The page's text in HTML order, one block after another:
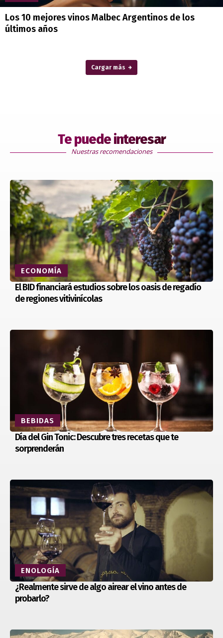
Los 10 mejores vinos Malbec Argentinos de los
últimos años
Cargar más
Te puede interesar
Nuestras recomendaciones
ECONOMÍA
El BID financiará estudios sobre los oasis de regadío
de regiones vitivinícolas
BEBIDAS
Día del Gin Tonic: Descubre tres recetas que te
sorprenderán
ENOLOGÍA
¿Realmente sirve de algo airear el vino antes de
probarlo?